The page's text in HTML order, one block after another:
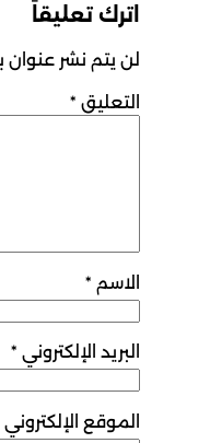
اترك تعليقاً
لن يتم نشر عنوان
التعليق *
الاسم *
البريد الإلكتروني *
الموقع الإلكتروني